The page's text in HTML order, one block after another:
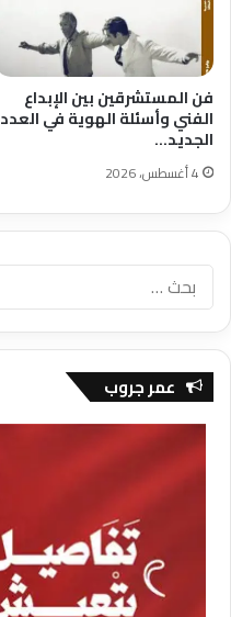
فن المستشرقين بين الإبداع
الفني وأسئلة الهوية في العدد
الجديد…
4 أغسطس، 2026
عمر جروب